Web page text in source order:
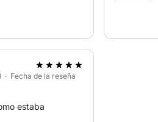
Fecha de la reseña
estaba